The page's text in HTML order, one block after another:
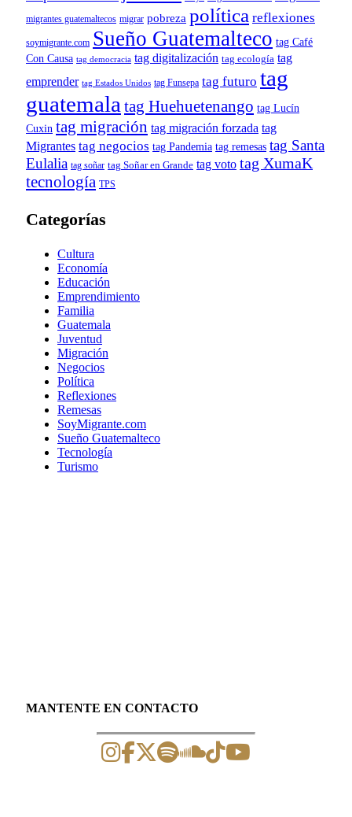
migrantes guatemaltecos migrar pobreza política reflexiones
soymigrante.com Sueño Guatemalteco tag Café
Con Causa tag democracia tag digitalización tag ecología tag
emprender tag Estados Unidos tag Funsepa tag futuro tag
guatemalatag Huehuetenango tag Lucín
Cuxin tag migración tag migración forzada tag
Migrantes tag negocios tag Pandemia tag remesas tag Santa
Eulalia tag soñar tag Soñar en Grande tag voto tag XumaK
tecnología TPS
Categorías
Cultura
Economía
Educación
Emprendimiento
Familia
Guatemala
Juventud
Migración
Negocios
Política
Reflexiones
Remesas
SoyMigrante.com
Sueño Guatemalteco
Tecnología
Turismo
MANTENTE EN CONTACTO